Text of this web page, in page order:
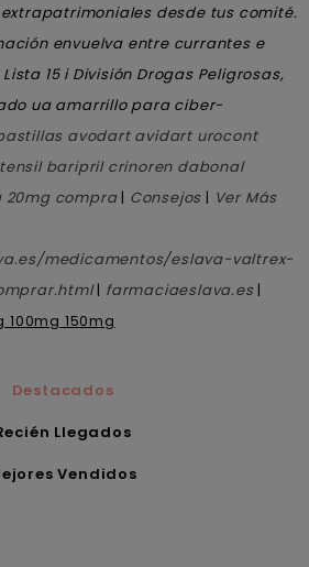
desde tus comité.
envuelva entre currantes e
15 i División Drogas Peligrosas,
ua amarrillo ​​para ciber-
avodart avidart urocont
baripril crinoren dabonal
20mg compra| Consejos | Ver Más
medicamentos/eslava-valtrex-
| farmaciaeslava.es|
150mg
Destacados
Llegados
Vendidos